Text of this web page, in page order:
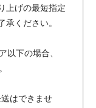
上げの最短指定
承ください。
以下の場合、
はできませ